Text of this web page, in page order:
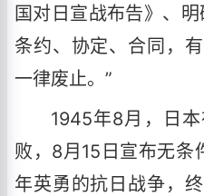
国对日宣战布告》、
条约、协定、合同，
一律废止。”
1945年8月，日
败，8月15日宣布无条
年英勇的抗日战争，